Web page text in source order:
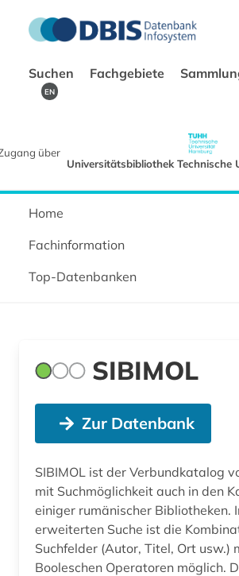
Suchen Fachgebiete
EN
über
Universitätsbibliothek Technische
Home
Fachinformation
Top-Datenbanken
SIBIMOL
Zur Datenbank
SIBIMOL ist der Verbundkatalog
mit Suchmöglichkeit auch in den
einiger rumänischer Bibliotheken.
erweiterten Suche ist die
Suchfelder (Autor, Titel, Ort usw.)
Booleschen Operatoren möglich.